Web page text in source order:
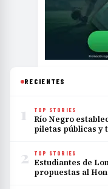
RECIENTES
1 TOP STORIES
Río Negro
piletas públicas y
2 TOP STORIES
Estudiantes de
propuestas al